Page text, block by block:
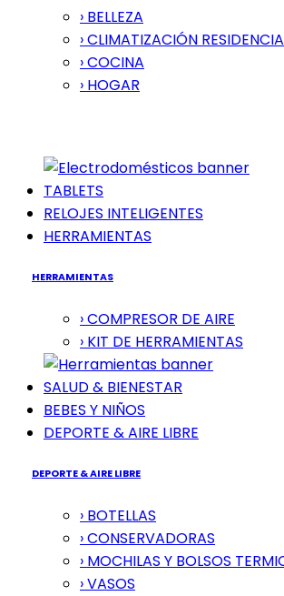
› BELLEZA
› CLIMATIZACIÓN
› COCINA
› HOGAR
TABLETS
RELOJES INTELIGENTES
HERRAMIENTAS
HERRAMIENTAS
› COMPRESOR DE AIRE
› KIT DE HERRAMIENTAS
SALUD & BIENESTAR
BEBES Y NIÑOS
DEPORTE & AIRE LIBRE
DEPORTE & AIRE LIBRE
› BOTELLAS
› CONSERVADORAS
› MOCHILAS Y BOLSOS
› VASOS